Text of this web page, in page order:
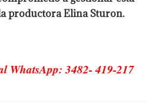
productora Elina Sturon.
WhatsApp: 3482- 419-217